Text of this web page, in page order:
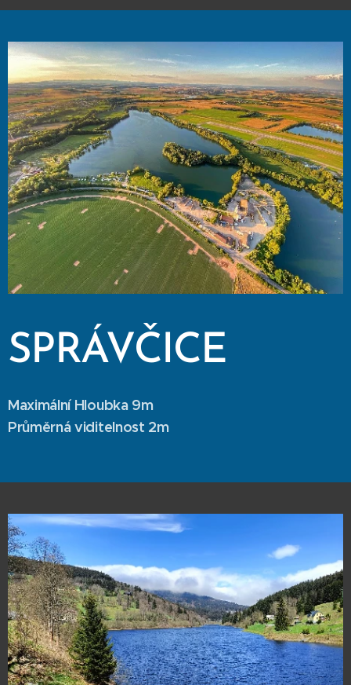
SPRÁVČICE
Maximální Hloubka 9m
Průměrná viditelnost 2m